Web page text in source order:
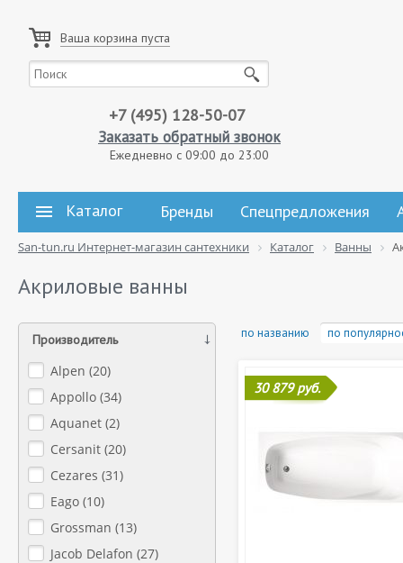
Ваша корзина пуста
+7 (495) 128-50-07
Заказать обратный звонок
Ежедневно с 09:00 до 23:00
Каталог Бренды Спецпредложения
San-tun.ru Интернет-магазин сантехники Каталог Ванны
Акриловые ванны
Производитель
Alpen (20)
Appollo (34)
Aquanet (2)
Cersanit (20)
Cezares (31)
Eago (10)
Grossman (13)
Jacob Delafon (27)
по названию по
30 879 руб.